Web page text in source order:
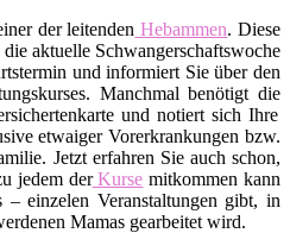
der leitenden Hebammen. Diese
aktuelle Schwangerschaftswoche
und informiert Sie über den
Manchmal benötigt die
und notiert sich Ihre
etwaiger Vorerkrankungen bzw.
Jetzt erfahren Sie auch schon,
jedem derKurse mitkommen kann
einzelen Veranstaltungen gibt, in
Mamas gearbeitet wird.